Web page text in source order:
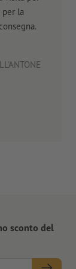
la
sconto del